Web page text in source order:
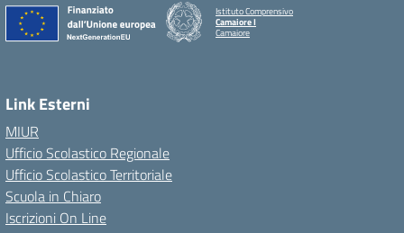
Istituto Comprensivo
Camaiore I
Camaiore
Link Esterni
MIUR
Ufficio Scolastico Regionale
Ufficio Scolastico Territoriale
Scuola in Chiaro
Iscrizioni On Line